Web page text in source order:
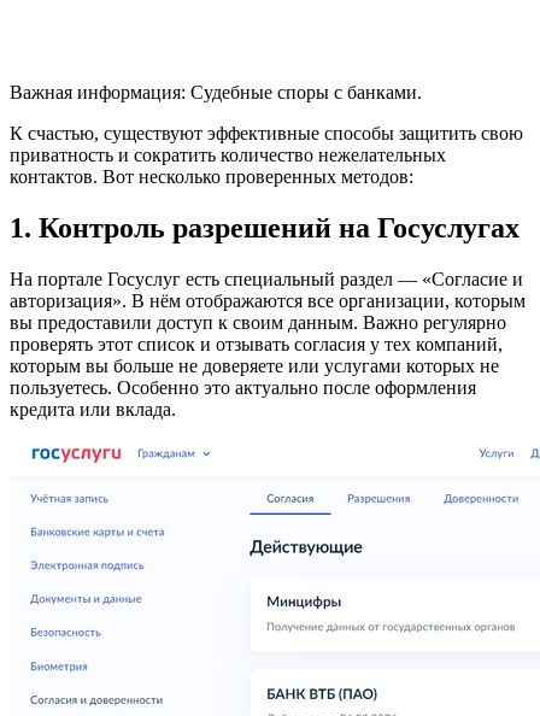
Важная информация: Судебные споры с банками.
К счастью, существуют эффективные способы защитить свою
приватность и сократить количество нежелательных
контактов. Вот несколько проверенных методов:
1. Контроль разрешений на Госуслугах
На портале Госуслуг есть специальный раздел — «Согласие и
авторизация». В нём отображаются все организации, которым
вы предоставили доступ к своим данным. Важно регулярно
проверять этот список и отзывать согласия у тех компаний,
которым вы больше не доверяете или услугами которых не
пользуетесь. Особенно это актуально после оформления
кредита или вклада.